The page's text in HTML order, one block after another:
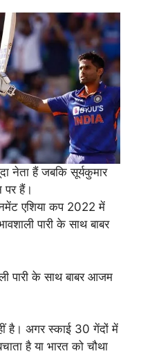
नेता हैं जबकि सूर्यकुमार
हैं।
एशिया कप 2022 में
पारी के साथ बाबर
पारी के साथ बाबर आजम
है। अगर स्काई 30 गेंदों में
है या भारत को चौथा